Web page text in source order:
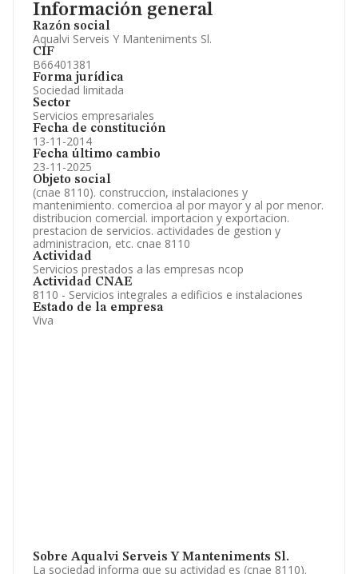
Información general
Razón social
Aqualvi Serveis Y Manteniments Sl.
CIF
B66401381
Forma jurídica
Sociedad limitada
Sector
Servicios empresariales
Fecha de constitución
13-11-2014
Fecha último cambio
23-11-2025
Objeto social
(cnae 8110). construccion, instalaciones y
mantenimiento. comercioa al por mayor y al por menor.
distribucion comercial. importacion y exportacion.
prestacion de servicios. actividades de gestion y
administracion, etc. cnae 8110
Actividad
Servicios prestados a las empresas ncop
Actividad CNAE
8110 - Servicios integrales a edificios e instalaciones
Estado de la empresa
Viva
Sobre Aqualvi Serveis Y Manteniments Sl.
La sociedad informa que su actividad es (cnae 8110).